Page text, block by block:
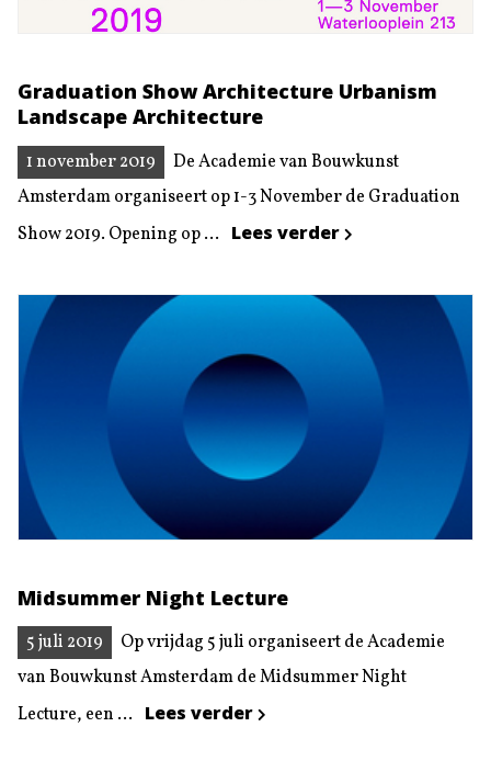
Graduation Show Architecture Urbanism
Landscape Architecture
1 november 2019
De Academie van Bouwkunst
Amsterdam organiseert op 1-3 November de Graduation
Show 2019. Opening op ... Lees verder
Midsummer Night Lecture
5 juli 2019
Op vrijdag 5 juli organiseert de Academie
van Bouwkunst Amsterdam de Midsummer Night
Lecture, een ... Lees verder